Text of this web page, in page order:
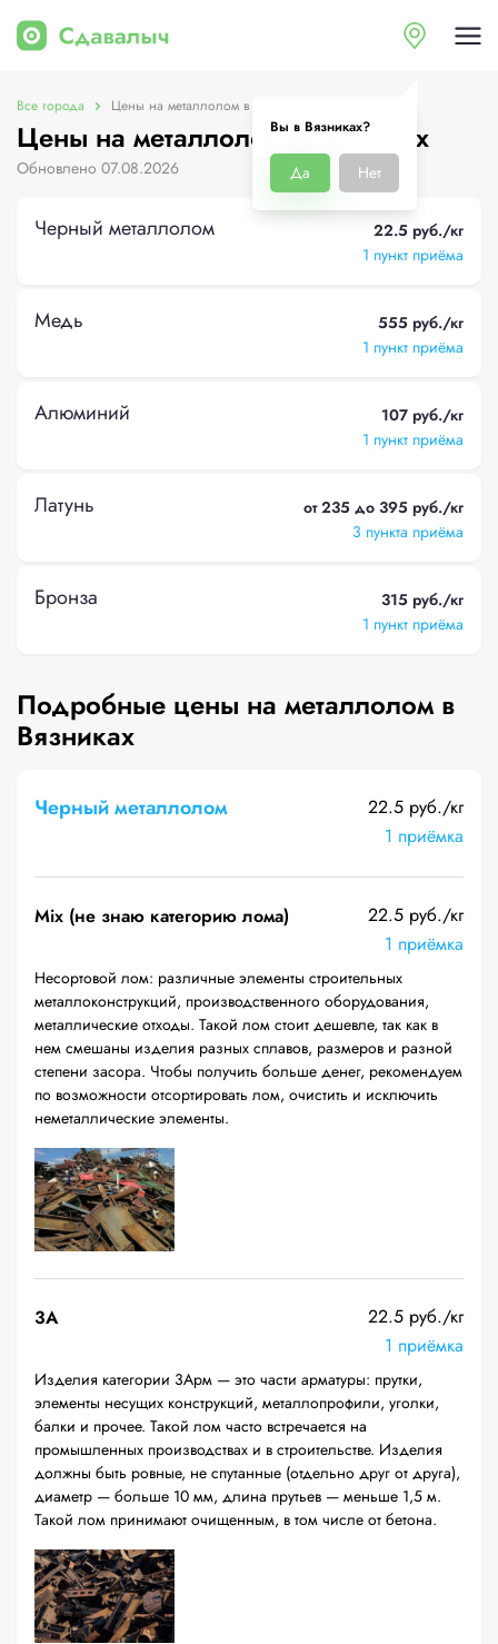
Вы в Вязниках?
Да Нет
Все города Цены на металлолом в Вязниках
Цены на металлолом в Вязниках
Обновлено 07.08.2026
Черный металлолом
22.5 руб./кг
1 пункт приёма
Медь
555 руб./кг
1 пункт приёма
Алюминий
107 руб./кг
1 пункт приёма
Латунь
от 235 до 395 руб./кг
3 пункта приёма
Бронза
315 руб./кг
1 пункт приёма
Подробные цены на металлолом в
Вязниках
Черный металлолом
22.5 руб./кг
1 приёмка
Mix (не знаю категорию лома)
22.5 руб./кг
1 приёмка
Несортовой лом: различные элементы строительных
металлоконструкций, производственного оборудования,
металлические отходы. Такой лом стоит дешевле, так как в
нем смешаны изделия разных сплавов, размеров и разной
степени засора. Чтобы получить больше денег, рекомендуем
по возможности отсортировать лом, очистить и исключить
неметаллические элементы.
3А
22.5 руб./кг
1 приёмка
Изделия категории 3Арм — это части арматуры: прутки,
элементы несущих конструкций, металлопрофили, уголки,
балки и прочее. Такой лом часто встречается на
промышленных производствах и в строительстве. Изделия
должны быть ровные, не спутанные (отдельно друг от друга),
диаметр — больше 10 мм, длина прутьев — меньше 1,5 м.
Такой лом принимают очищенным, в том числе от бетона.